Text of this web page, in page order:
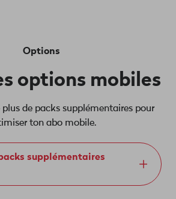
Options
options mobiles
plus de packs supplémentaires pour
ton abo mobile.
supplémentaires